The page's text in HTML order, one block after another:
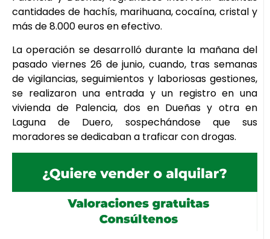
cantidades de hachís, marihuana, cocaína, cristal y
más de 8.000 euros en efectivo.
La operación se desarrolló durante la mañana del
pasado viernes 26 de junio, cuando, tras semanas
de vigilancias, seguimientos y laboriosas gestiones,
se realizaron una entrada y un registro en una
vivienda de Palencia, dos en Dueñas y otra en
Laguna de Duero, sospechándose que sus
moradores se dedicaban a traficar con drogas.